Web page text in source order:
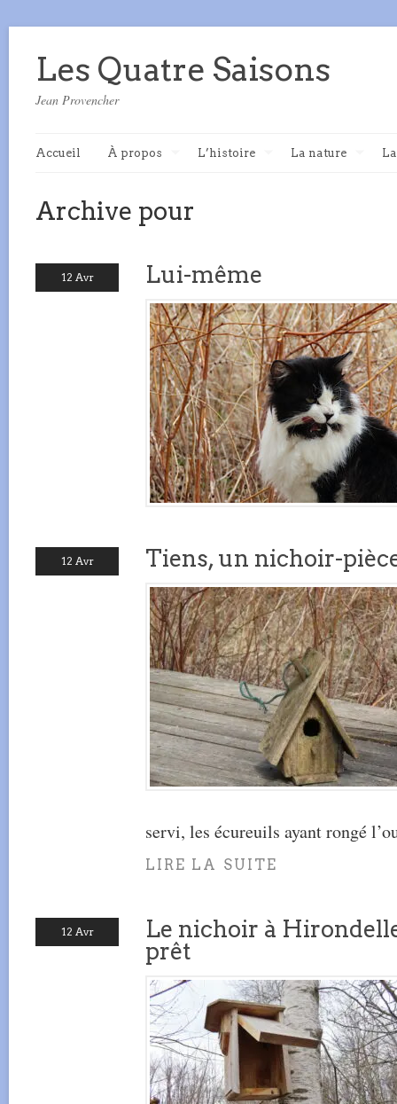
Les Quatre Saisons
Jean Provencher
Accueil À propos L’histoire La nature
Archive pour
12 Avr Lui-même
12 Avr Tiens, un nichoir-
servi, les écureuils ayant rongé
LIRE LA SUITE
12 Avr
Le nichoir à
prêt